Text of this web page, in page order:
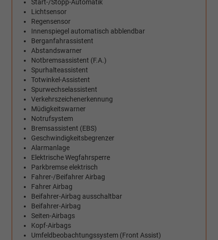
Start-/Stopp-Automatik
Lichtsensor
Regensensor
Innenspiegel automatisch abblendbar
Berganfahrassistent
Abstandswarner
Notbremsassistent (F.A.)
Spurhalteassistent
Totwinkel-Assistent
Spurwechselassistent
Verkehrszeichenerkennung
Müdigkeitswarner
Notrufsystem
Bremsassistent (EBS)
Geschwindigkeitsbegrenzer
Alarmanlage
Elektrische Wegfahrsperre
Parkbremse elektrisch
Fahrer-/Beifahrer Airbag
Fahrer Airbag
Beifahrer-Airbag ausschaltbar
Beifahrer-Airbag
Seiten-Airbags
Kopf-Airbags
Umfeldbeobachtungssystem (Front Assist)